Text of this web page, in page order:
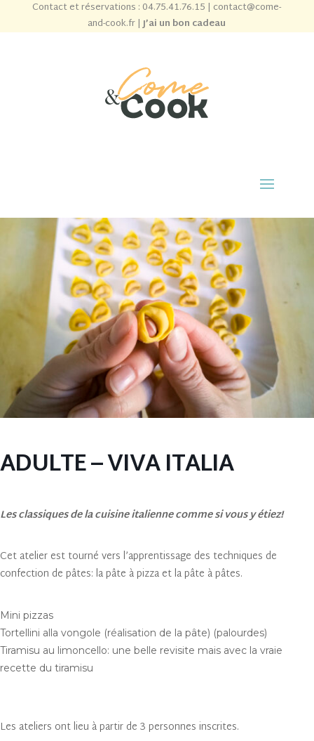
Contact et réservations : 04.75.41.76.15 | contact@come-
and-cook.fr|J’ai un bon cadeau
ADULTE – VIVA ITALIA
Les classiques de la cuisine italienne comme si vous y étiez!
Cet atelier est tourné vers l’apprentissage des techniques de
confection de pâtes: la pâte à pizza et la pâte à pâtes.
Mini pizzas
Tortellini alla vongole (réalisation de la pâte) (palourdes)
Tiramisu au limoncello: une belle revisite mais avec la vraie
recette du tiramisu
Les ateliers ont lieu à partir de 3 personnes inscrites.